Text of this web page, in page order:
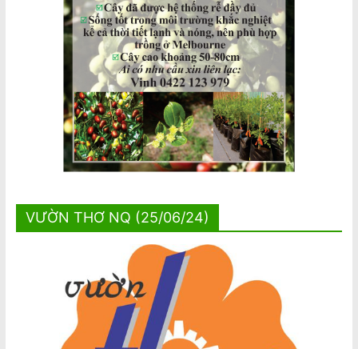
VƯỜN THƠ NQ (25/06/24)